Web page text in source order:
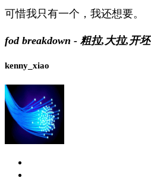
可惜我只有一个，我还想要。
fod breakdown - 粗拉,大拉,开坯
kenny_xiao